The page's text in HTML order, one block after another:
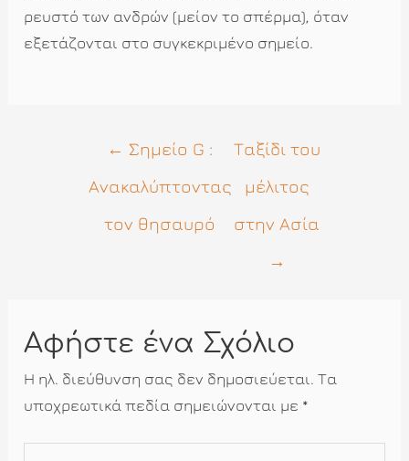
ρευστό των ανδρών (μείον το σπέρμα), όταν
εξετάζονται στο συγκεκριμένο σημείο.
Πλοήγηση
← Σημείο G :
Ανακαλύπτοντας
τον θησαυρό
Ταξίδι του
μέλιτος
στην Ασία
→
Αφήστε ένα Σχόλιο
Η ηλ. διεύθυνση σας δεν δημοσιεύεται. Τα
υποχρεωτικά πεδία σημειώνονται με *